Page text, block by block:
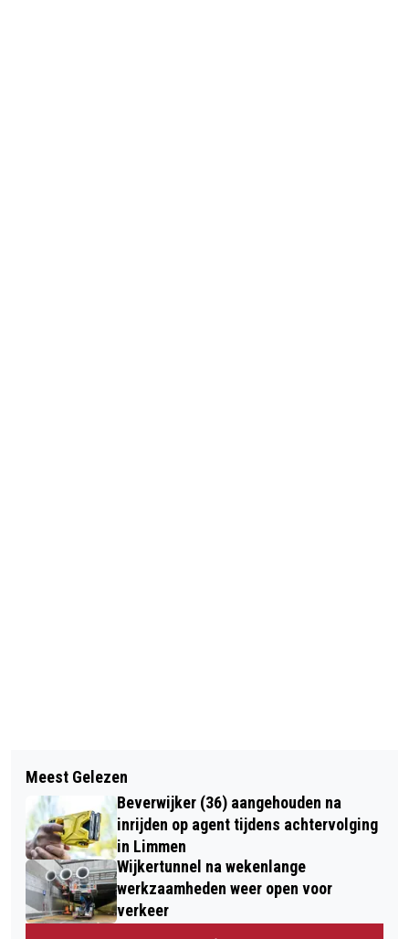
ANYWAYS LANCEERT SUPERFLEXIBEL
AUTO-ABONNEMENT
STIKSTOFNEERSLAG: DUINBEHOUD
PAKT HET AAN
Meest Gelezen
Beverwijker (36) aangehouden na
inrijden op agent tijdens achtervolging
in Limmen
Wijkertunnel na wekenlange
werkzaamheden weer open voor
verkeer